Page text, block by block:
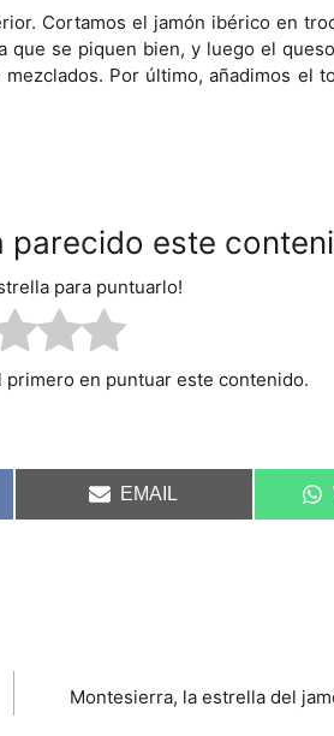
Cortamos el jamón ibérico en
que se piquen bien, y luego el
Por último, añadimos el
parecido este
para puntuarlo!
primero en puntuar este contenido.
C
EMAIL
Montesierra, la estrella del